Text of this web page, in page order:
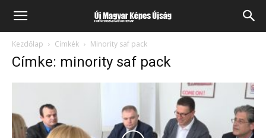
Kezdőlap Címkék Minority saf pack
Címke: minority saf pack